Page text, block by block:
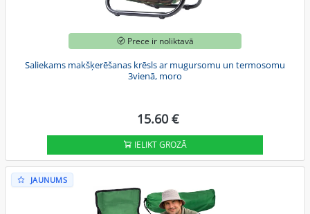
Prece ir noliktavā
Saliekams makšķerēšanas krēsls ar mugursomu un termosomu
3vienā, moro
15.60 €
IELIKT GROZĀ
JAUNUMS